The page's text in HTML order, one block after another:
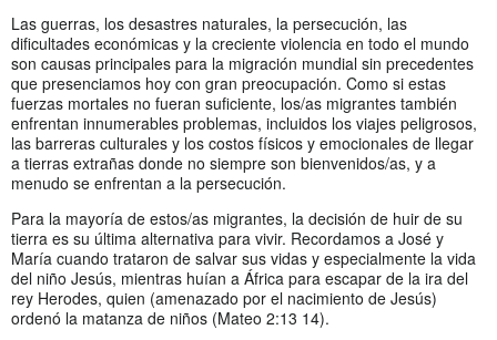
Las guerras, los desastres naturales, la persecución, las
dificultades económicas y la creciente violencia en todo el mundo
son causas principales para la migración mundial sin precedentes
que presenciamos hoy con gran preocupación. Como si estas
fuerzas mortales no fueran suficiente, los/as migrantes también
enfrentan innumerables problemas, incluidos los viajes peligrosos,
las barreras culturales y los costos físicos y emocionales de llegar
a tierras extrañas donde no siempre son bienvenidos/as, y a
menudo se enfrentan a la persecución.
Para la mayoría de estos/as migrantes, la decisión de huir de su
tierra es su última alternativa para vivir. Recordamos a José y
María cuando trataron de salvar sus vidas y especialmente la vida
del niño Jesús, mientras huían a África para escapar de la ira del
rey Herodes, quien (amenazado por el nacimiento de Jesús)
ordenó la matanza de niños (Mateo 2:13 14).